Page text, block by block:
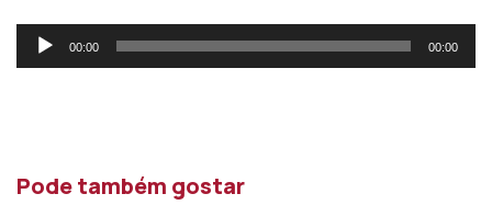
Reprodutor
de
00:00 00:00
Pode também gostar